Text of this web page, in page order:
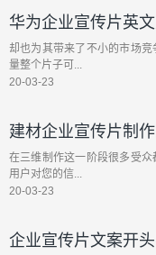
华为企业宣传片英
却也为其带来了不小的市场
量整个片子可...
20-03-23
建材企业宣传片制
在三维制作这一阶段很多受
用户对您的信...
20-03-23
企业宣传片文案开